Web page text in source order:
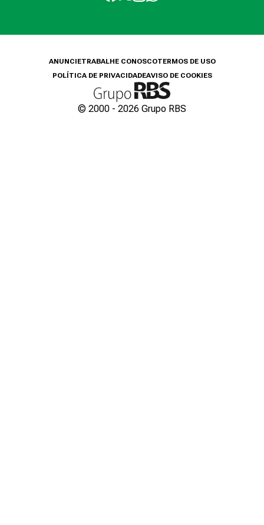
ANUNCIETRABALHE CONOSCOTERMOS DE USO
POLÍTICA DE PRIVACIDADEAVISO DE COOKIES
© 2000 - 2026 Grupo RBS